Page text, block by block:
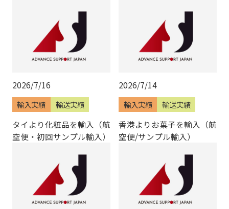
2026/7/16
輸入実績 輸送実績
タイより化粧品を輸入（航
空便・初回サンプル輸入）
2026/7/14
輸入実績 輸送実績
香港よりお菓子を輸入（航
空便/サンプル輸入）